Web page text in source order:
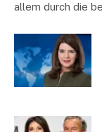
allem durch die